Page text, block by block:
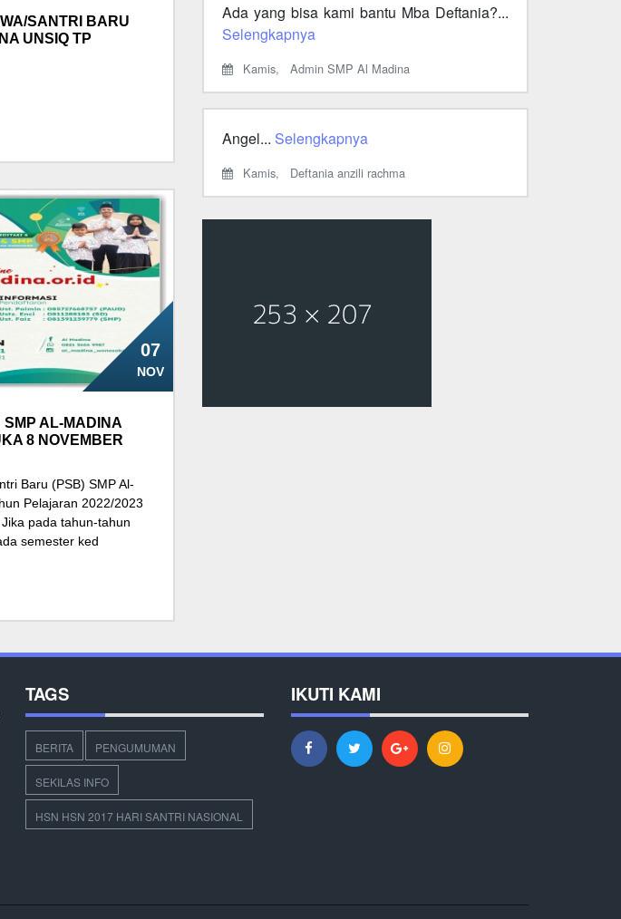
SANTRI BARU
UNSIQ TP
07
NOV
SMP AL-MADINA
8 NOVEMBER
Baru (PSB) SMP Al-
Pelajaran 2022/2023
pada tahun-tahun
semester ked
Ada yang bisa kami bantu Mba Deftania?...
Selengkapnya
Kamis, Admin SMP Al Madina
Angel... Selengkapnya
Kamis, Deftania anzili rachma
TAGS
BERITA PENGUMUMAN
SEKILAS INFO
HSN HSN 2017 HARI SANTRI NASIONAL
IKUTI KAMI